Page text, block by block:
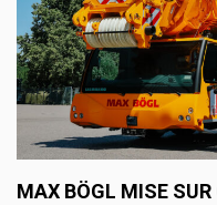
MAX BÖGL MISE